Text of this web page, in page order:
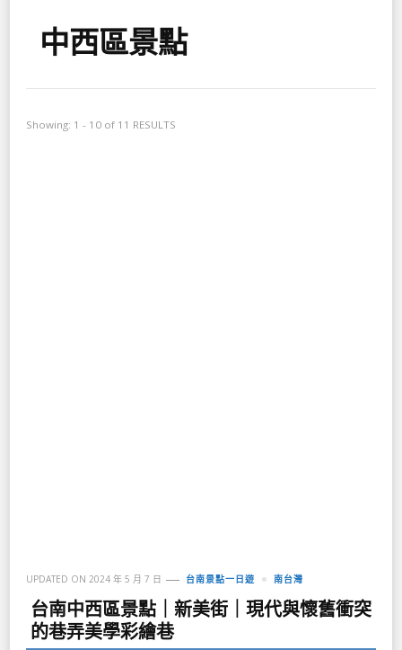
中西區景點
Showing: 1 - 10 of 11 RESULTS
UPDATED ON 2024 年 5 月 7 日 台南景點一日遊 南台灣
台南中西區景點｜新美街｜現代與懷舊衝突
的巷弄美學彩繪巷